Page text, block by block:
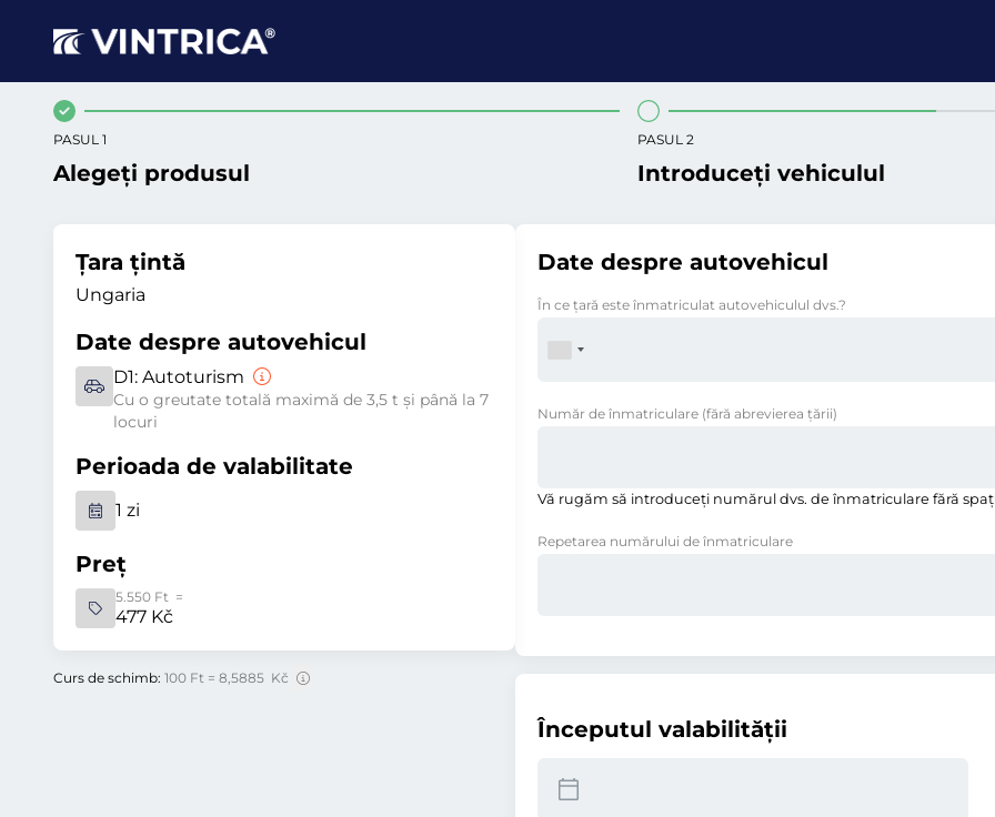
PASUL 1
Alegeți produsul
PASUL 2
Introduceți vehiculul
Țara țintă
Ungaria
Date despre autovehicul
D1: Autoturism
Cu o greutate totală maximă de 3,5 t și până la 7
locuri
Perioada de valabilitate
1 zi
Preț
5.550 Ft =
477 Kč
Curs de schimb: 100 Ft = 8,5885 Kč
Date despre autovehicul
În ce ţară este înmatriculat autovehiculul dvs.?
Număr de înmatriculare (fără abrevierea ţării)
Vă rugăm să introduceţi numărul dvs. de înmatriculare fără
Repetarea numărului de înmatriculare
Începutul valabilităţii